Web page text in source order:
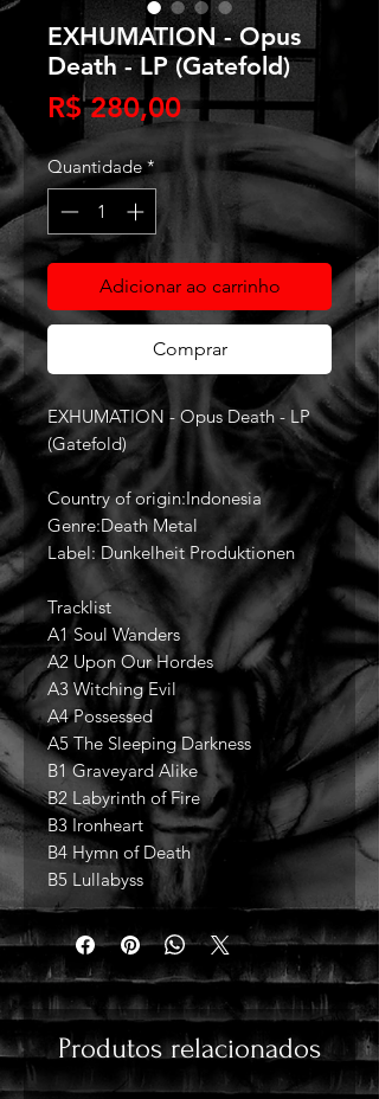
EXHUMATION - Opus
Death - LP (Gatefold)
R$ 280,00Preço
Quantidade *
Adicionar ao carrinho
Comprar
EXHUMATION - Opus Death - LP
(Gatefold)
Country of origin:Indonesia
Genre:Death Metal
Label: Dunkelheit Produktionen
Tracklist
A1 Soul Wanders
A2 Upon Our Hordes
A3 Witching Evil
A4 Possessed
A5 The Sleeping Darkness
B1 Graveyard Alike
B2 Labyrinth of Fire
B3 Ironheart
B4 Hymn of Death
B5 Lullabyss
Produtos relacionados